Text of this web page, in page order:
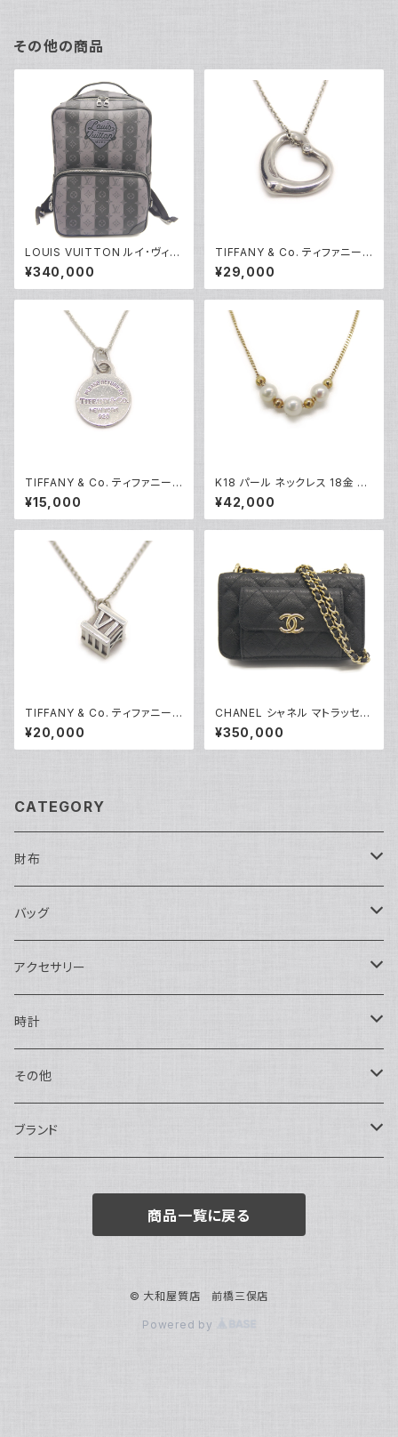
その他の商品
LOUIS VUITTON ルイ･ヴィト
ン モノグラム ストライプ エクリ
プス モジュラーバックパック M4
5962 LV×NIGO リュックサック
¥340,000
TIFFANY & Co. ティファニー
エレサペレッティ オープンハー
ト 1Pダイヤ ペンダント ネックレ
ス シルバー925 アズキチェーン
¥29,000
TIFFANY & Co. ティファニー
リターントゥ ラウンドタグ ネック
レス シルバー925 アズキチェー
ン Y05235
¥15,000
K18 パール ネックレス 18金 喜
平チェーン Y05173
¥42,000
TIFFANY & Co. ティファニー
アトラス キューブ ペンダント ネ
ックレス シルバー925 アズキチ
ェーン Y05237
¥20,000
CHANEL シャネル マトラッセ
チェーンクラッチショルダーバッ
グ キャビアスキン ココマーク ブ
ラック AP2831 Y05223
¥350,000
CATEGORY
財布
長財布
二つ折り
バッグ
ショルダーバッグ・ボディバッグ
ハンドバッグ・ポーチ
トートバッグ
バックパック・リュックサック
ボストンバッグ
アクセサリー
ネックレス
指輪
ピアス・イヤリング
チャーム・キーホルダー
時計
アナログ・機械式
アナログ・クォーツ
その他
ペン・万年筆
ブランド
BOTTEGA VENETA
商品一覧に戻る
© 大和屋質店 前橋三俣店
Powered by